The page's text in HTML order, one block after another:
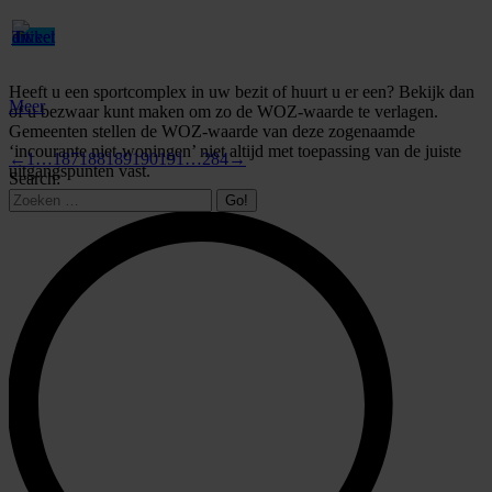
Heeft u een sportcomplex in uw bezit of huurt u er een? Bekijk dan
of u bezwaar kunt maken om zo de WOZ-waarde te verlagen.
Gemeenten stellen de WOZ-waarde van deze zogenaamde
‘incourante niet-woningen’ niet altijd met toepassing van de juiste
uitgangspunten vast.
Meer
←1…187188189190191…284→
Search: